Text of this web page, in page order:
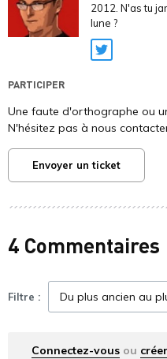
2012. N'as tu
lune ?
Twitter
PARTICIPER
Une faute d'orthographe ou
N'hésitez pas à nous
Envoyer un ticket
4 Commentaires
Filtre :
Connectez-vous ou